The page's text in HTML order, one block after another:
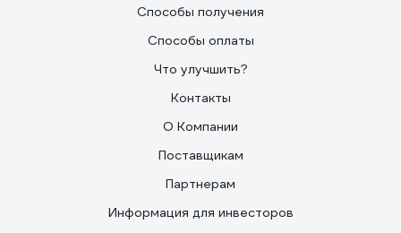
Способы получения
Способы оплаты
Что улучшить?
Контакты
О Компании
Поставщикам
Партнерам
Информация для инвесторов